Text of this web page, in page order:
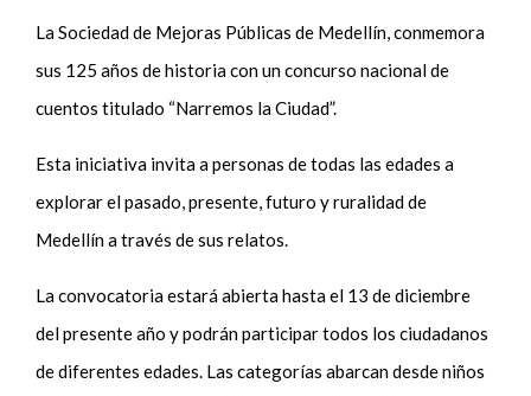
La Sociedad de Mejoras Públicas de Medellín, conmemora
sus 125 años de historia con un concurso nacional de
cuentos titulado “Narremos la Ciudad”.
Esta iniciativa invita a personas de todas las edades a
explorar el pasado, presente, futuro y ruralidad de
Medellín a través de sus relatos.
La convocatoria estará abierta hasta el 13 de diciembre
del presente año y podrán participar todos los ciudadanos
de diferentes edades. Las categorías abarcan desde niños